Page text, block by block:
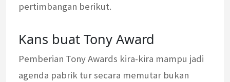
pertimbangan berikut.
Kans buat Tony Award
Pemberian Tony Awards kira-kira mampu jadi
agenda pabrik tur secara memutar bukan